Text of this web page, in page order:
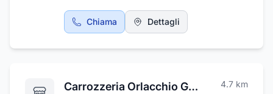
Chiama Dettagli
Carrozzeria Orlacchio Gabriele 4.7 km